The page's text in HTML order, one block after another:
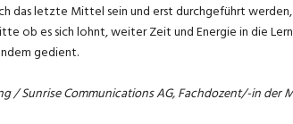
das letzte Mittel sein und erst durchgeführt
ob es sich lohnt, weiter Zeit und Energie in die
gedient.
/ Sunrise Communications AG, Fachdozent/-in der